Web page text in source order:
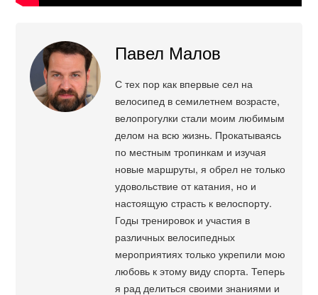
Павел Малов
С тех пор как впервые сел на
велосипед в семилетнем возрасте,
велопрогулки стали моим любимым
делом на всю жизнь. Прокатываясь
по местным тропинкам и изучая
новые маршруты, я обрел не только
удовольствие от катания, но и
настоящую страсть к велоспорту.
Годы тренировок и участия в
различных велосипедных
мероприятиях только укрепили мою
любовь к этому виду спорта. Теперь
я рад делиться своими знаниями и